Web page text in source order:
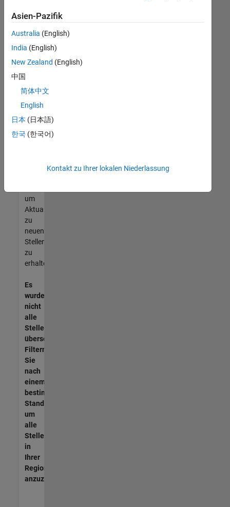
noch
keine
offenen
Stellen
können,
die
Ihren
entsprechen,
werden
unseres
um
Aktualisierungen
zu
neuen
Stellenangeboten
zu
erhalten.
Es
wurden
nicht
alle
Stellen
übersetzt.
Filtern
Sie
nach
einem
bestimmten
Standort,
um
alle
Stellenangebote
in
Ihrer
Region
anzuzeigen.
Asien-Pazifik
Australia (English)
India (English)
New Zealand (English)
中国
简体中文
English
日本 (日本語)
한국 (한국어)
Kontakt zu Ihrer lokalen Niederlassung